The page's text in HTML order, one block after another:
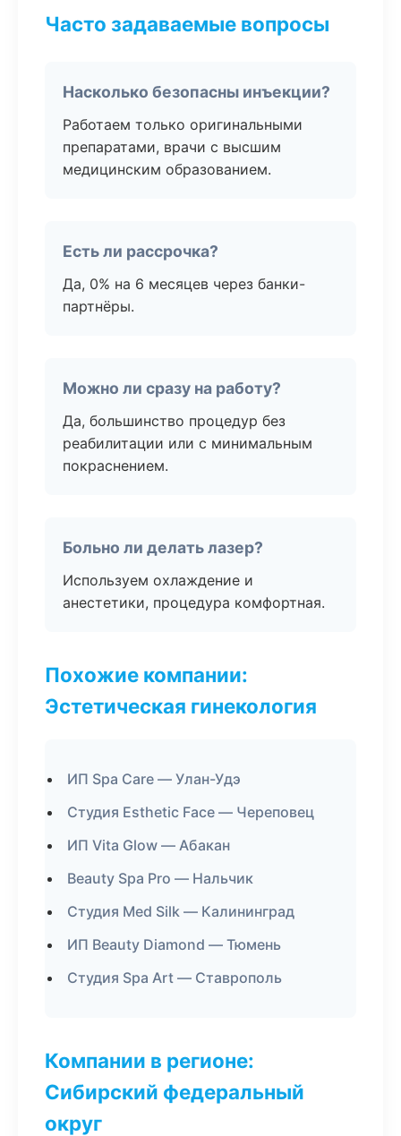
Часто задаваемые вопросы
Насколько безопасны инъекции?
Работаем только оригинальными
препаратами, врачи с высшим
медицинским образованием.
Есть ли рассрочка?
Да, 0% на 6 месяцев через банки-
партнёры.
Можно ли сразу на работу?
Да, большинство процедур без
реабилитации или с минимальным
покраснением.
Больно ли делать лазер?
Используем охлаждение и
анестетики, процедура комфортная.
Похожие компании:
Эстетическая гинекология
ИП Spa Care — Улан-Удэ
Студия Esthetic Face — Череповец
ИП Vita Glow — Абакан
Beauty Spa Pro — Нальчик
Студия Med Silk — Калининград
ИП Beauty Diamond — Тюмень
Студия Spa Art — Ставрополь
Компании в регионе:
Сибирский федеральный
округ